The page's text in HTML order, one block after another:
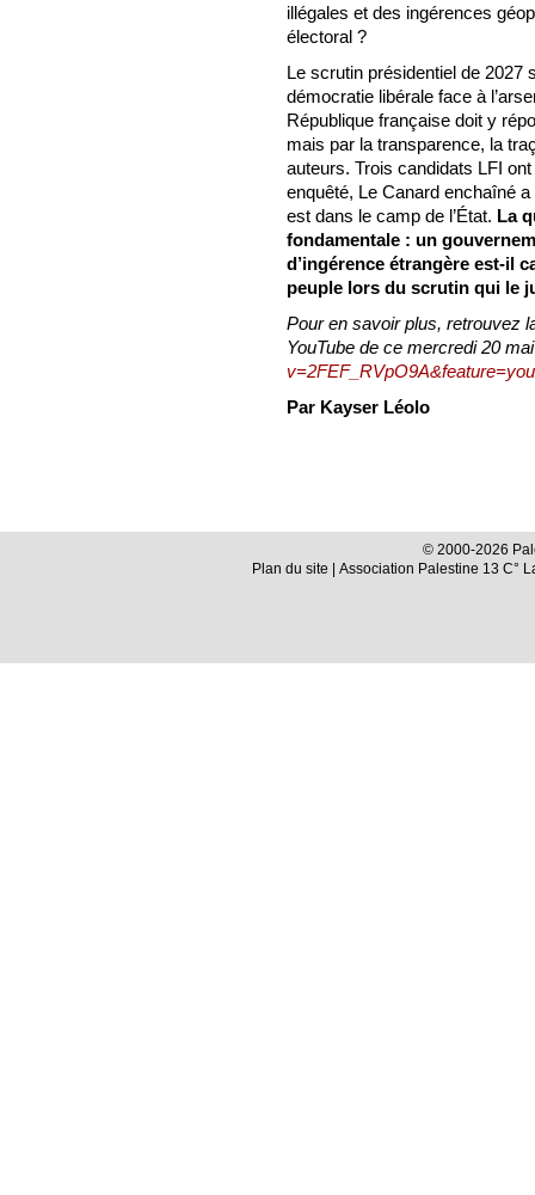
illégales et des ingérences
électoral ?
Le scrutin présidentiel de 2027
démocratie libérale face à
République française doit y
mais par la transparence, la
auteurs. Trois candidats LFI
enquêté, Le Canard enchaîné
est dans le camp de l’État. La
fondamentale : un
d’ingérence étrangère est-il
peuple lors du scrutin qui le
Pour en savoir plus, retrouvez
YouTube de ce mercredi 20
Par Kayser Léolo
© 2000-2026
Plan du site | Association Palestine 13 C°